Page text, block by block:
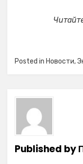
Posted in Новости,
Published by